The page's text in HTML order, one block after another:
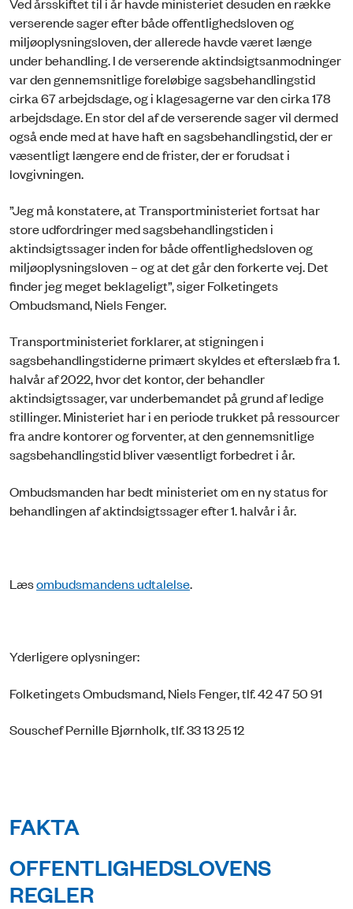
verserende sager efter både offentlighedsloven og
miljøoplysningsloven, der allerede havde været længe
under behandling. I de verserende aktindsigtsanmodninger
var den gennemsnitlige foreløbige sagsbehandlingstid
cirka 67 arbejdsdage, og i klagesagerne var den cirka 178
arbejdsdage. En stor del af de verserende sager vil dermed
også ende med at have haft en sagsbehandlingstid, der er
væsentligt længere end de frister, der er forudsat i
lovgivningen.
”Jeg må konstatere, at Transportministeriet fortsat har
store udfordringer med sagsbehandlingstiden i
aktindsigtssager inden for både offentlighedsloven og
miljøoplysningsloven – og at det går den forkerte vej. Det
finder jeg meget beklageligt”, siger Folketingets
Ombudsmand, Niels Fenger.
Transportministeriet forklarer, at stigningen i
sagsbehandlingstiderne primært skyldes et efterslæb fra 1.
halvår af 2022, hvor det kontor, der behandler
aktindsigtssager, var underbemandet på grund af ledige
stillinger. Ministeriet har i en periode trukket på ressourcer
fra andre kontorer og forventer, at den gennemsnitlige
sagsbehandlingstid bliver væsentligt forbedret i år.
Ombudsmanden har bedt ministeriet om en ny status for
behandlingen af aktindsigtssager efter 1. halvår i år.
Læsombudsmandens udtalelse.
Yderligere oplysninger:
Folketingets Ombudsmand, Niels Fenger, tlf. 42 47 50 91
Souschef Pernille Bjørnholk, tlf. 33 13 25 12
FAKTA
OFFENTLIGHEDSLOVENS
REGLER